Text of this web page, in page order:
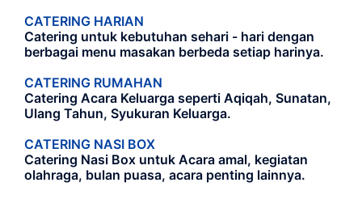
CATERING HARIAN
Catering untuk kebutuhan sehari - hari dengan
berbagai menu masakan berbeda setiap harinya.
CATERING RUMAHAN
Catering Acara Keluarga seperti Aqiqah, Sunatan,
Ulang Tahun, Syukuran Keluarga.
CATERING NASI BOX
Catering Nasi Box untuk Acara amal, kegiatan
olahraga, bulan puasa, acara penting lainnya.